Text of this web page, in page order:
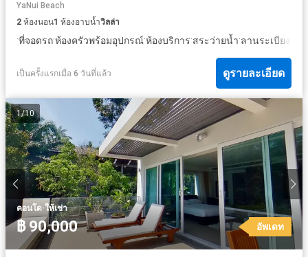
YaNui Beach
2 ห้องนอน1 ห้องอาบน้ำวิลล่า
·ที่จอดรถ·ห้องครัวพร้อมอุปกรณ์·ห้องบริการ·สระว่ายน้ำ·ลานระเบียง
เป็นครั้งแรกเมื่อ 6 วันที่แล้ว ดูรายละเอียด
1/10
คอนโด·ให้เช่า
฿ 90,000 อัพเดท